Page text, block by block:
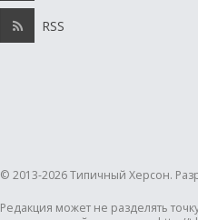
RSS
© 2013-2026 Типичный Херсон.
Редакция может не разделять